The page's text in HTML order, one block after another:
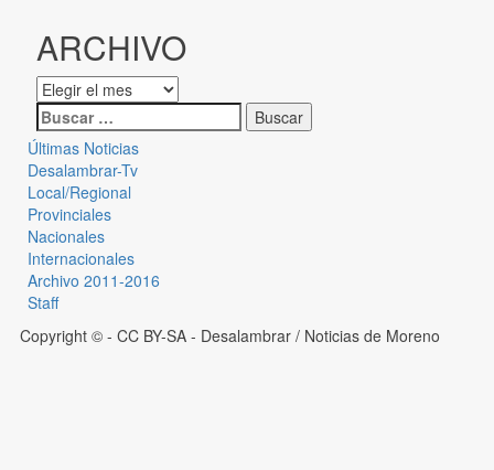
ARCHIVO
Últimas Noticias
Desalambrar-Tv
Local/Regional
Provinciales
Nacionales
Internacionales
Archivo 2011-2016
Staff
Copyright © - CC BY-SA - Desalambrar / Noticias de Moreno